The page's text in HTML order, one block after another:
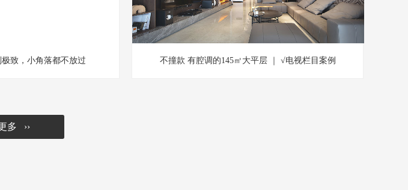
致，小角落都不放过 不撞款 有腔调的145㎡大平层 ｜ √电视栏目案例
多 ››